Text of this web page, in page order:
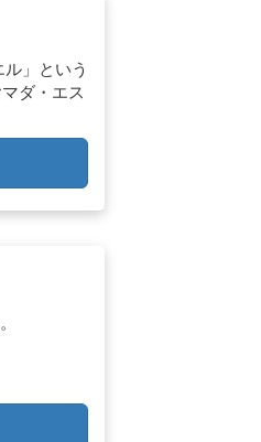
」という
ダ・エス